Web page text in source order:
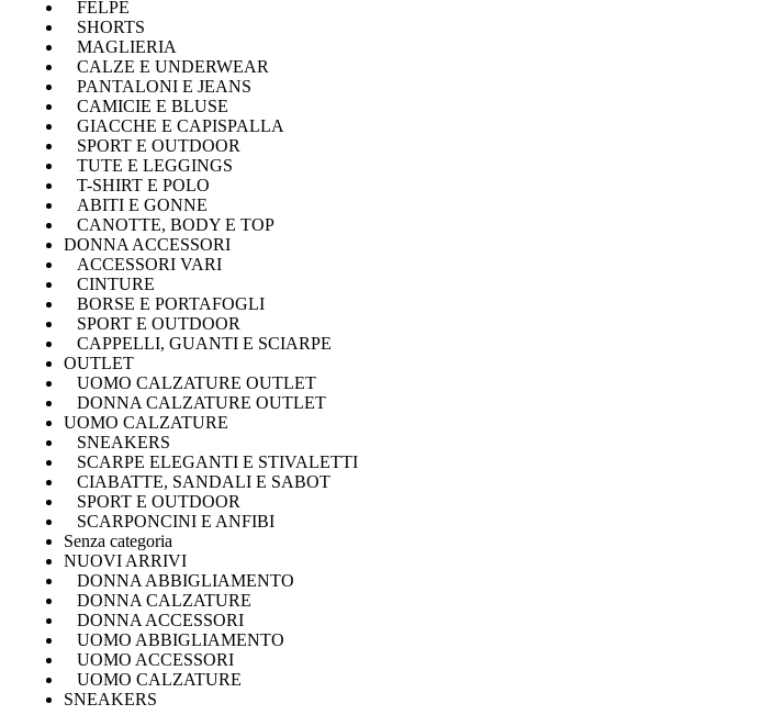
FELPE
SHORTS
MAGLIERIA
CALZE E UNDERWEAR
PANTALONI E JEANS
CAMICIE E BLUSE
GIACCHE E CAPISPALLA
SPORT E OUTDOOR
TUTE E LEGGINGS
T-SHIRT E POLO
ABITI E GONNE
CANOTTE, BODY E TOP
DONNA ACCESSORI
ACCESSORI VARI
CINTURE
BORSE E PORTAFOGLI
SPORT E OUTDOOR
CAPPELLI, GUANTI E SCIARPE
OUTLET
UOMO CALZATURE OUTLET
DONNA CALZATURE OUTLET
UOMO CALZATURE
SNEAKERS
SCARPE ELEGANTI E STIVALETTI
CIABATTE, SANDALI E SABOT
SPORT E OUTDOOR
SCARPONCINI E ANFIBI
Senza categoria
NUOVI ARRIVI
DONNA ABBIGLIAMENTO
DONNA CALZATURE
DONNA ACCESSORI
UOMO ABBIGLIAMENTO
UOMO ACCESSORI
UOMO CALZATURE
SNEAKERS